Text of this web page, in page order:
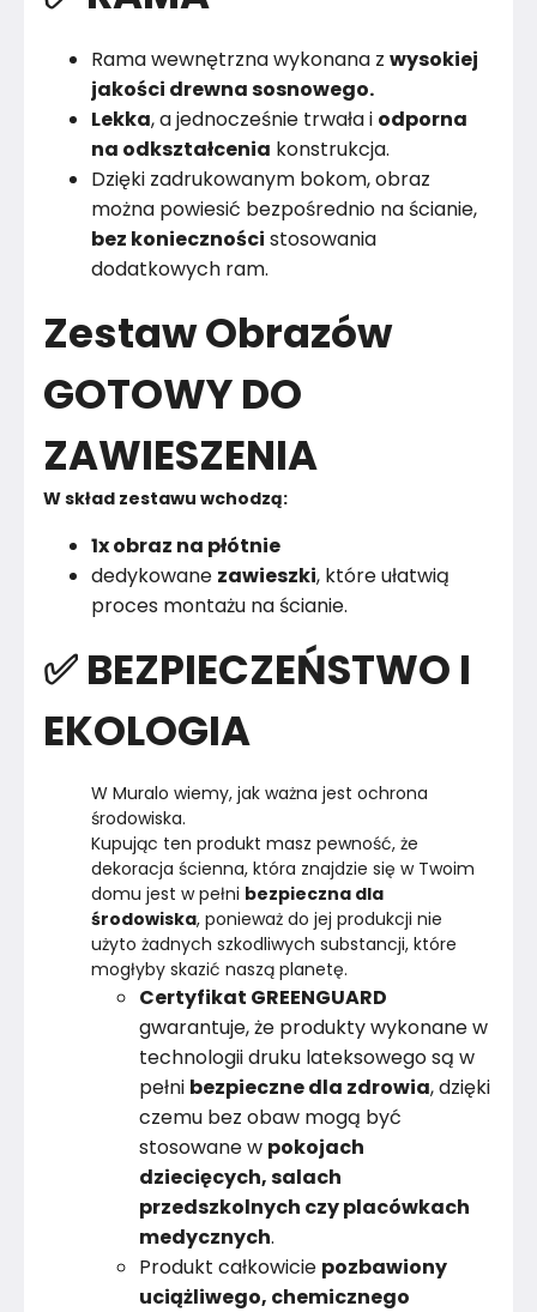
Rama wewnętrzna wykonana z wysokiej
jakości drewna sosnowego.
Lekka, a jednocześnie trwała i odporna
na odkształcenia konstrukcja.
Dzięki zadrukowanym bokom, obraz
można powiesić bezpośrednio na ścianie,
bez konieczności stosowania
dodatkowych ram.
Zestaw Obrazów
GOTOWY DO
ZAWIESZENIA
W skład zestawu wchodzą:
1x obraz na płótnie
dedykowane zawieszki, które ułatwią
proces montażu na ścianie.
✅ BEZPIECZEŃSTWO I
EKOLOGIA
W Muralo wiemy, jak ważna jest ochrona
środowiska.
Kupując ten produkt masz pewność, że
dekoracja ścienna, która znajdzie się w Twoim
domu jest w pełni bezpieczna dla
środowiska, ponieważ do jej produkcji nie
użyto żadnych szkodliwych substancji, które
Certyfikat GREENGUARD
gwarantuje, że produkty wykonane w
technologii druku lateksowego są w
pełni bezpieczne dla zdrowia, dzięki
czemu bez obaw mogą być
stosowane w pokojach
dziecięcych, salach
przedszkolnych czy placówkach
medycznych.
Produkt całkowicie pozbawiony
uciążliwego, chemicznego